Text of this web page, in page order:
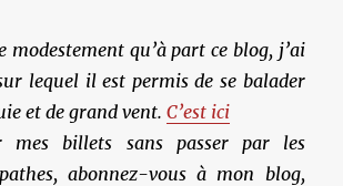
modestement qu’à part ce blog, j’ai
lequel il est permis de se balader
et de grand vent.C’est ici
mes billets sans passer par les
abonnez-vous à mon blog,